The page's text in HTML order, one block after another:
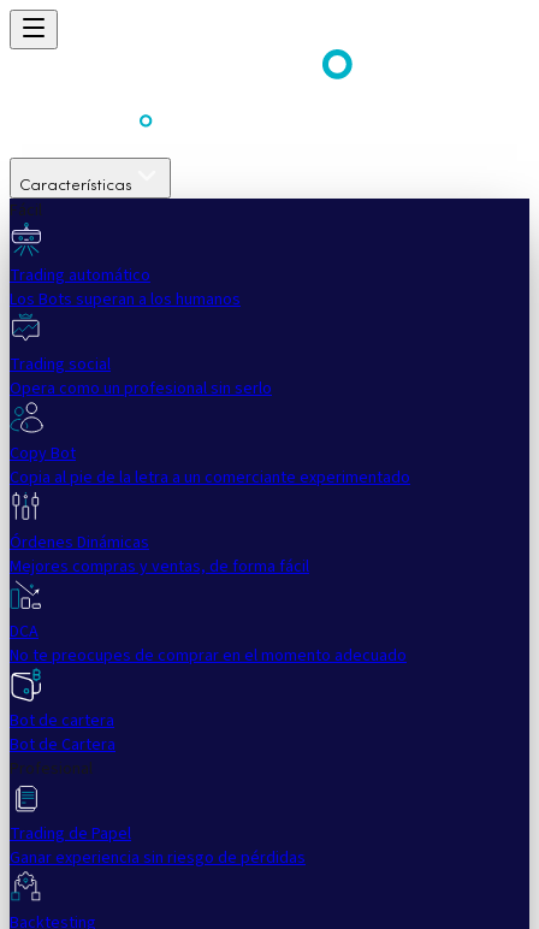
Características
Fácil
Trading automático
Los Bots superan a los humanos
Trading social
Opera como un profesional sin serlo
Copy Bot
Copia al pie de la letra a un comerciante experimentado
Órdenes Dinámicas
Mejores compras y ventas, de forma fácil
DCA
No te preocupes de comprar en el momento adecuado
Bot de cartera
Bot de Cartera
Profesional
Trading de Papel
Ganar experiencia sin riesgo de pérdidas
Backtesting